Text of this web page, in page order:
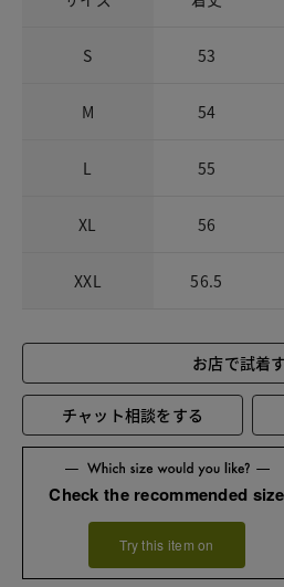
S 53
M 54
L 55
XL 56
XXL 56.5
お店で試着
チャット相談をする
Check the recommended size
Try this item on